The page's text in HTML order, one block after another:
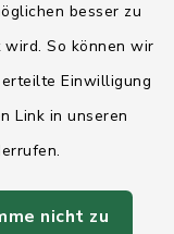
besser zu
So können wir
Einwilligung
Link in unseren
nicht zu